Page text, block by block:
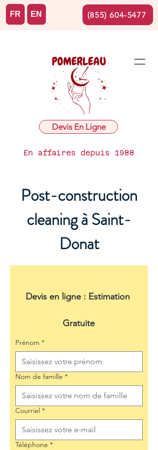
Devis En Ligne
En affaires depuis 1988
FR EN (855) 604-5477
Post-construction
cleaning à Saint-
Donat
Devis en ligne : Estimation
Gratuite
Prénom *
Nom de famille *
Courriel *
Téléphone *